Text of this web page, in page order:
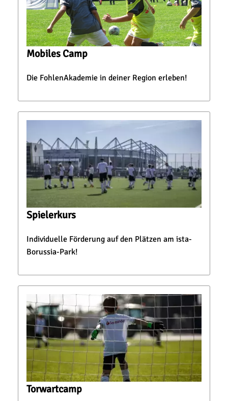
Mobiles Camp
Die FohlenAkademie in deiner Region erleben!
Spielerkurs
Individuelle Förderung auf den Plätzen am ista-
Borussia-Park!
Torwartcamp